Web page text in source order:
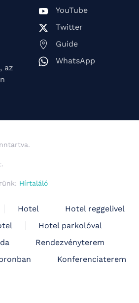
az
YouTube
Twitter
Guide
WhatsApp
Hírtaláló
Hotel
Hotel reggelivel
Hotel parkolóval
Rendezvényterem
Konferenciaterem